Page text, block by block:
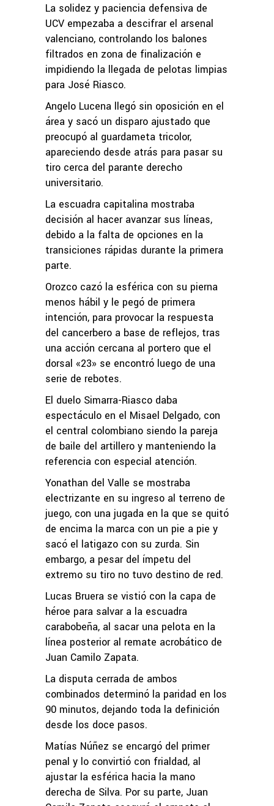
La solidez y paciencia defensiva de
UCV empezaba a descifrar el arsenal
valenciano, controlando los balones
filtrados en zona de finalización e
impidiendo la llegada de pelotas limpias
para José Riasco.
Angelo Lucena llegó sin oposición en el
área y sacó un disparo ajustado que
preocupó al guardameta tricolor,
apareciendo desde atrás para pasar su
tiro cerca del parante derecho
universitario.
La escuadra capitalina mostraba
decisión al hacer avanzar sus líneas,
debido a la falta de opciones en la
transiciones rápidas durante la primera
parte.
Orozco cazó la esférica con su pierna
menos hábil y le pegó de primera
intención, para provocar la respuesta
del cancerbero a base de reflejos, tras
una acción cercana al portero que el
dorsal «23» se encontró luego de una
serie de rebotes.
El duelo Simarra-Riasco daba
espectáculo en el Misael Delgado, con
el central colombiano siendo la pareja
de baile del artillero y manteniendo la
referencia con especial atención.
Yonathan del Valle se mostraba
electrizante en su ingreso al terreno de
juego, con una jugada en la que se quitó
de encima la marca con un pie a pie y
sacó el latigazo con su zurda. Sin
embargo, a pesar del ímpetu del
extremo su tiro no tuvo destino de red.
Lucas Bruera se vistió con la capa de
héroe para salvar a la escuadra
carabobeña, al sacar una pelota en la
línea posterior al remate acrobático de
Juan Camilo Zapata.
La disputa cerrada de ambos
combinados determinó la paridad en los
90 minutos, dejando toda la definición
desde los doce pasos.
Matías Núñez se encargó del primer
penal y lo convirtió con frialdad, al
ajustar la esférica hacia la mano
derecha de Silva. Por su parte, Juan